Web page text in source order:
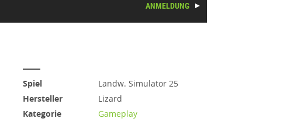
ANMELDUNG
Spiel
Landw. Simulator 25
Hersteller
Lizard
Kategorie
Gameplay